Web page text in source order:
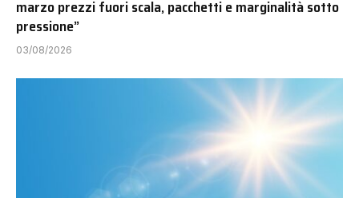
marzo prezzi fuori scala, pacchetti e marginalità sotto
pressione”
03/08/2026